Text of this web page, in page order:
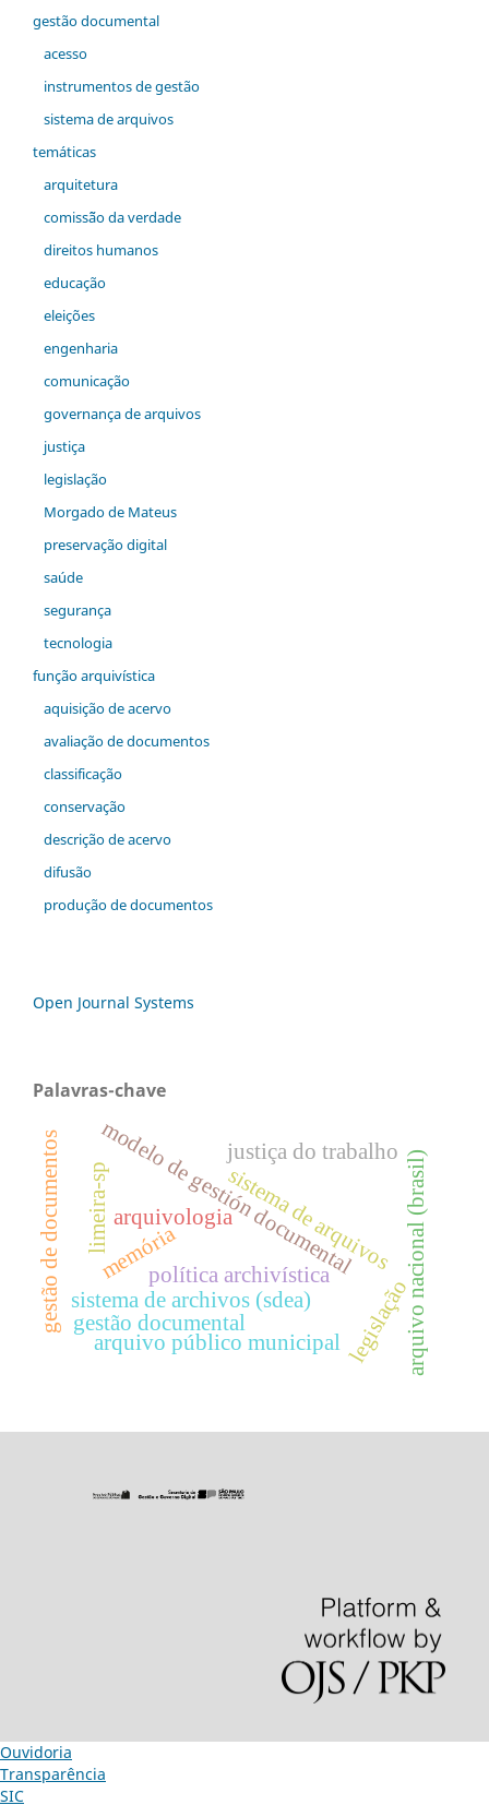
gestão documental
acesso
instrumentos de gestão
sistema de arquivos
temáticas
arquitetura
comiss˜ão da verdade
direitos humanos
educação
eleições
engenharia
comunicação
governança de arquivos
justiça
legislação
Morgado de Mateus
preservação digital
saúde
segurança
tecnologia
função arquivística
aquisição de acervo
avaliação de documentos
classificação
conservação
descrição de acervo
difusão
produção de documentos
Open Journal Systems
Palavras-chave
sistema de archivos (sdea)
política archivística
modelo de gestión documental
gestão de documentos sistema de arquivos arquivo nacional (brasil)
gestão documental
arquivologia
justiça do trabalho
legislação
memória
arquivo público municipal
limeira-sp
Ouvidoria
Transparência
SIC